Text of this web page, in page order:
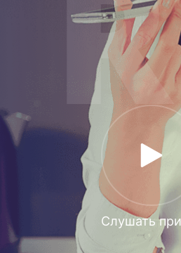
Слушать